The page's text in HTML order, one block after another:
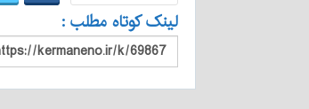
لینک کوتاه مطلب :